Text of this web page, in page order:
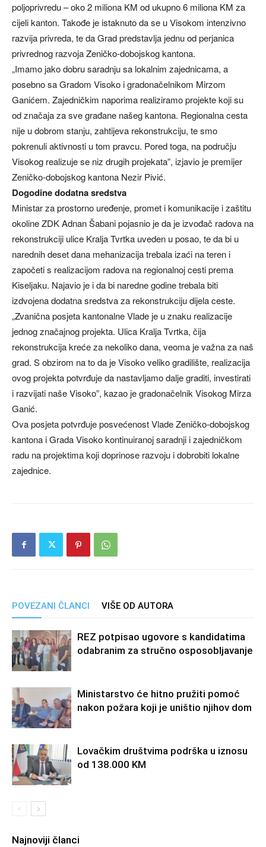
poljoprivredu – oko 2 miliona KM od ukupno 6 miliona KM za
cijeli kanton. Takođe je istaknuto da se u Visokom intenzivno
razvija privreda, te da Grad predstavlja jednu od perjanica
privrednog razvoja Zeničko-dobojskog kantona.
„Imamo jako dobru saradnju sa lokalnim zajednicama, a
posebno sa Gradom Visoko i gradonačelnikom Mirzom
Ganićem. Zajedničkim naporima realiziramo projekte koji su
od značaja za sve građane našeg kantona. Regionalna cesta
nije u dobrom stanju, zahtijeva rekonstrukciju, te smo
pokrenuli aktivnosti u tom pravcu. Pored toga, na području
Visokog realizuje se niz drugih projekata”, izjavio je premijer
Zeničko-dobojskog kantona Nezir Pivić.
Dogodine dodatna sredstva
Ministar za prostorno uređenje, promet i komunikacije i zaštitu
okoline ZDK Adnan Šabani pojasnio je da je izvođač radova na
rekonstrukciji ulice Kralja Tvrtka uveden u posao, te da bi u
narednih deset dana mehanizacija trebala izaći na teren i
započeti s realizacijom radova na regionalnoj cesti prema
Kiseljaku. Najavio je i da bi naredne godine trebala biti
izdvojena dodatna sredstva za rekonstrukciju dijela ceste.
„Zvanična posjeta kantonalne Vlade je u znaku realizacije
jednog značajnog projekta. Ulica Kralja Tvrtka, čija
rekonstrukcija kreće za nekoliko dana, veoma je važna za naš
grad. S obzirom na to da je Visoko veliko gradilište, realizacija
ovog projekta potvrđuje da nastavljamo dalje graditi, investirati
i razvijati naše Visoko”, kazao je gradonačelnik Visokog Mirza
Ganić.
Ova posjeta potvrđuje posvećenost Vlade Zeničko-dobojskog
kantona i Grada Visoko kontinuiranoj saradnji i zajedničkom
radu na projektima koji doprinose razvoju i dobrobiti lokalne
zajednice.
POVEZANI ČLANCI VIŠE OD AUTORA
REZ potpisao ugovore s kandidatima
odabranim za stručno osposobljavanje
Ministarstvo će hitno pružiti pomoć
nakon požara koji je uništio njihov dom
Lovačkim društvima podrška u iznosu
od 138.000 KM
Najnoviji članci